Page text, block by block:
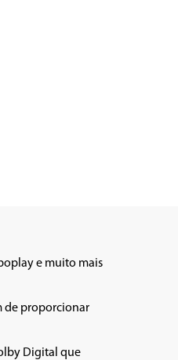
e muito mais
de proporcionar
Digital que